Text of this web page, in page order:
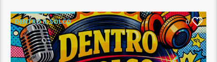
DENTRO IL SOLCO 0